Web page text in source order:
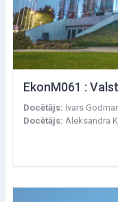
Docētājs: Ivars
Docētājs: Aleksandra